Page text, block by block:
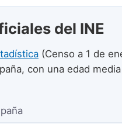
del INE
(Censo a 1 de
con una edad